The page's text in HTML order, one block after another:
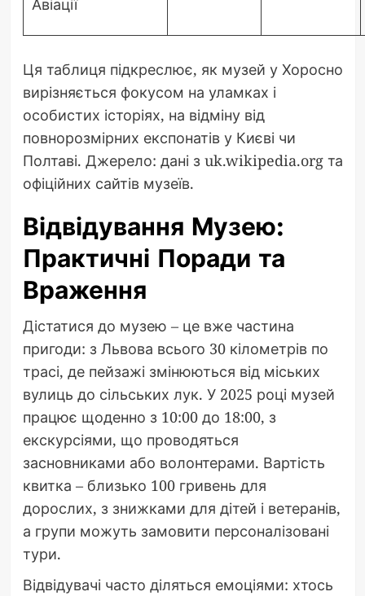
Авіації
Ця таблиця підкреслює, як музей у Хоросно
вирізняється фокусом на уламках і
особистих історіях, на відміну від
повнорозмірних експонатів у Києві чи
Полтаві. Джерело: дані з uk.wikipedia.org та
офіційних сайтів музеїв.
Відвідування Музею:
Практичні Поради та
Враження
Дістатися до музею – це вже частина
пригоди: з Львова всього 30 кілометрів по
трасі, де пейзажі змінюються від міських
вулиць до сільських лук. У 2025 році музей
працює щоденно з 10:00 до 18:00, з
екскурсіями, що проводяться
засновниками або волонтерами. Вартість
квитка – близько 100 гривень для
дорослих, з знижками для дітей і ветеранів,
а групи можуть замовити персоналізовані
тури.
Відвідувачі часто діляться емоціями: хтось